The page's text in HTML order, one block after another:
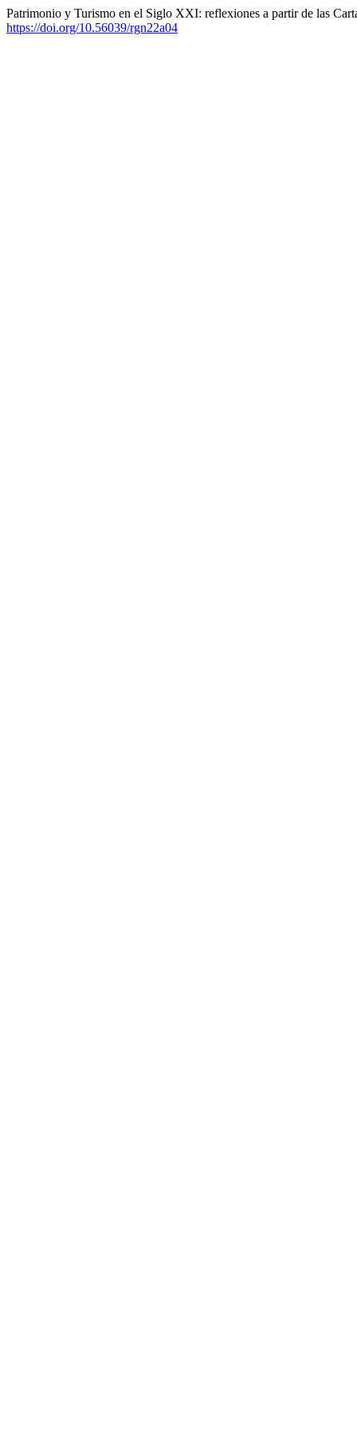
Patrimonio y Turismo en el Siglo XXI: reflexiones a partir de las
https://doi.org/10.56039/rgn22a04